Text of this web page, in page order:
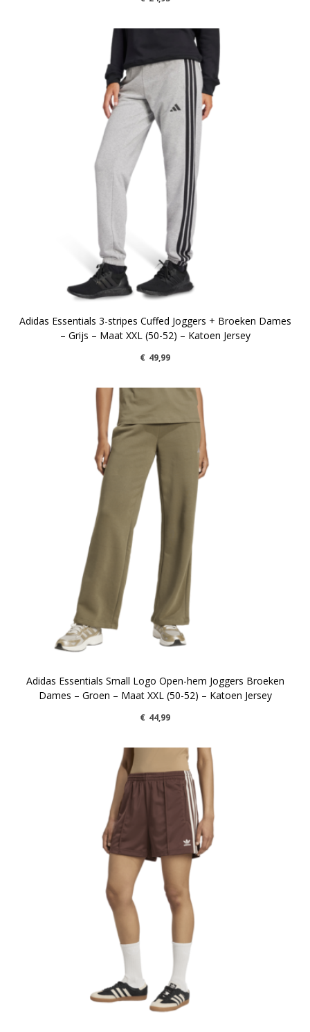
Adidas Essentials 3-stripes Cuffed Joggers + Broeken Dames
– Grijs – Maat XXL (50-52) – Katoen Jersey
€ 49,99
Adidas Essentials Small Logo Open-hem Joggers Broeken
Dames – Groen – Maat XXL (50-52) – Katoen Jersey
€ 44,99